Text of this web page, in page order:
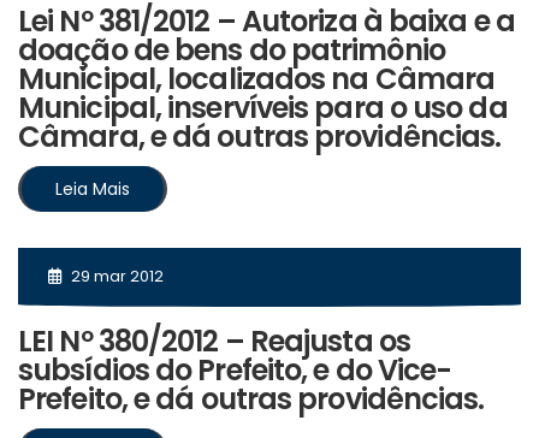
Lei Nº 381/2012 – Autoriza à baixa e a
doação de bens do patrimônio
Municipal, localizados na Câmara
Municipal, inservíveis para o uso da
Câmara, e dá outras providências.
Leia Mais
29 mar 2012
LEI Nº 380/2012 – Reajusta os
subsídios do Prefeito, e do Vice-
Prefeito, e dá outras providências.